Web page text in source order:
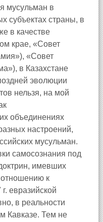
мусульман в
субъектах страны, в
в качестве
крае, «Совет
«Совет
в Казахстане
эволюции
нельзя, на мой
объединениях
настроений,
мусульман.
самосознания под
имевших
к
евразийской
в реальности
Кавказе. Тем не